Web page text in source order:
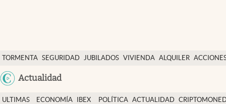
TORMENTA SEGURIDAD JUBILADOS VIVIENDA ALQUILER
Actualidad
Economía y finanzas
Política
Actualidad
ULTIMAS
ECONOMÍA
IBEX
POLÍTICA ACTUALIDAD